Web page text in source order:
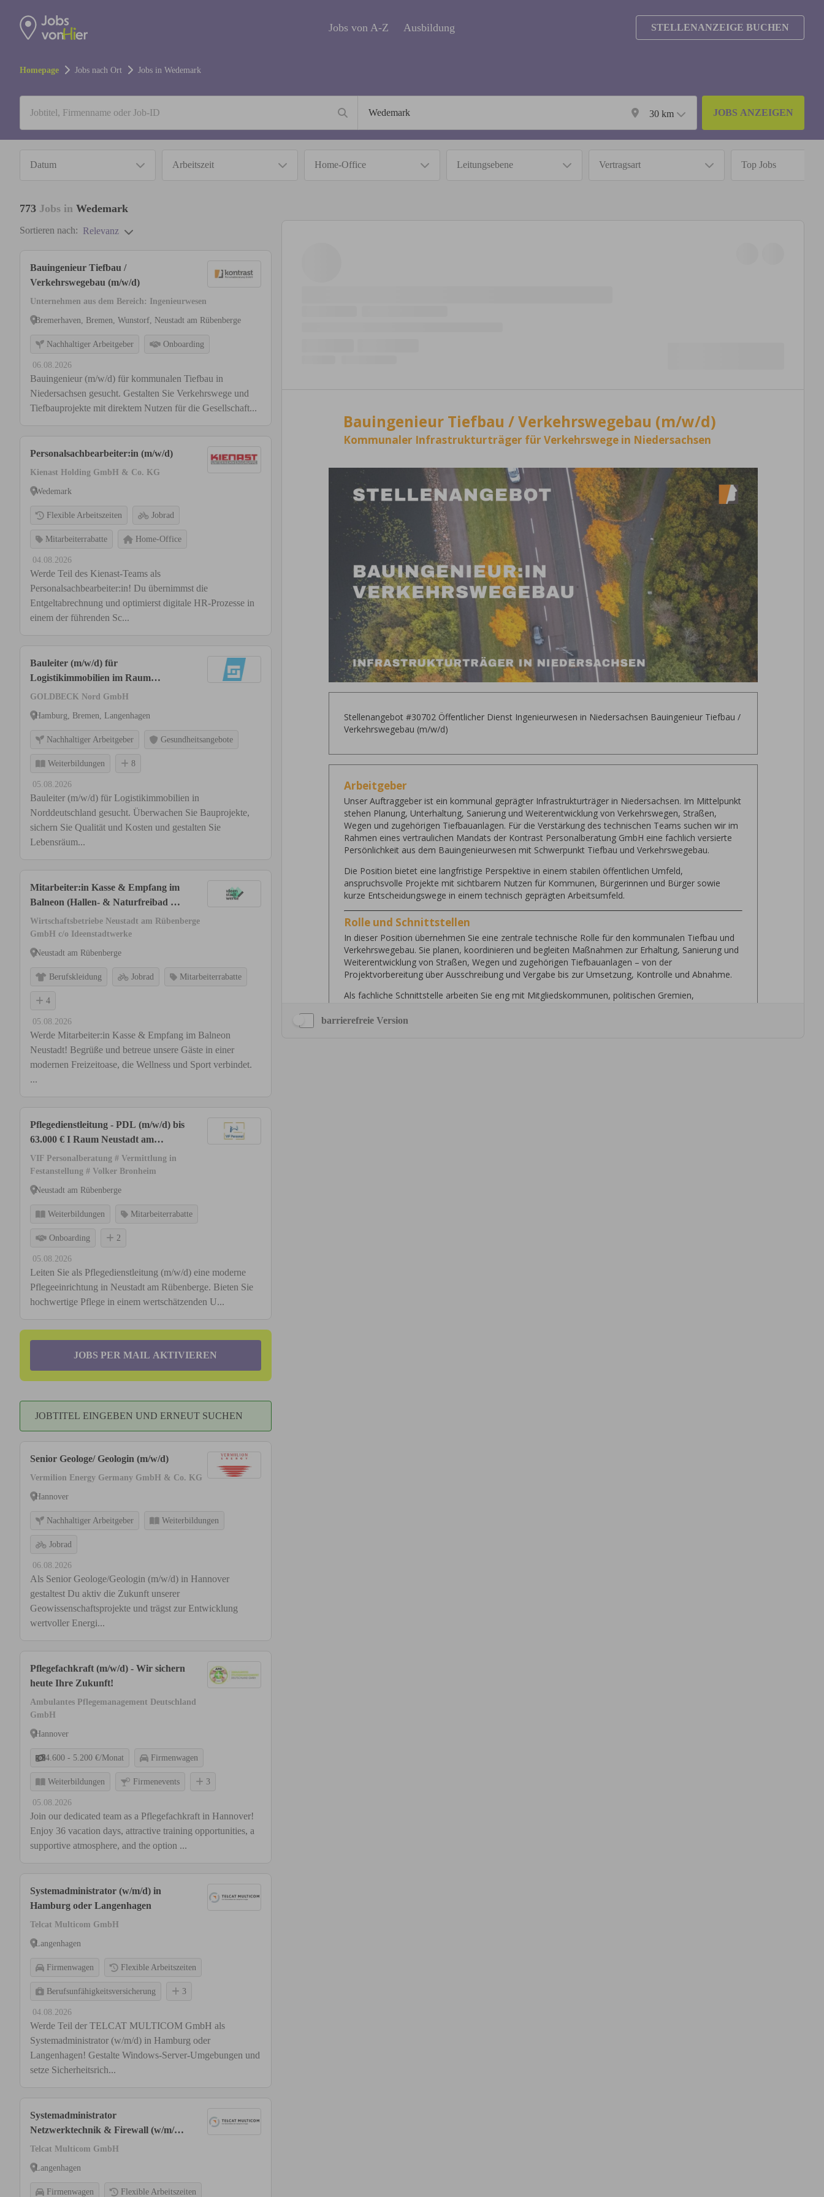
Jobs von A-Z Ausbildung STELLENANZEIGE BUCHEN
Homepage Jobs nach Ort Jobs in Wedemark
30km JOBS ANZEIGEN
Datum Arbeitszeit Home-Office Leitungsebene Vertragsart Top Jobs
773 Jobs in Wedemark
Sortieren nach: Relevanz
Bauingenieur Tiefbau /
Verkehrswegebau (m/w/d)
Unternehmen aus dem Bereich: Ingenieurwesen
Bremerhaven, Bremen, Wunstorf, Neustadt am Rübenberge
Nachhaltiger Arbeitgeber Onboarding
06.08.2026
Bauingenieur (m/w/d) für kommunalen Tiefbau in
Niedersachsen gesucht. Gestalten Sie Verkehrswege und
Tiefbauprojekte mit direktem Nutzen für die Gesellschaft...
Personalsachbearbeiter:in (m/w/d)
Kienast Holding GmbH & Co. KG
Wedemark
Flexible Arbeitszeiten Jobrad
Mitarbeiterrabatte Home-Office
04.08.2026
Werde Teil des Kienast-Teams als
Personalsachbearbeiter:in! Du übernimmst die
Entgeltabrechnung und optimierst digitale HR-Prozesse in
einem der führenden Sc...
Bauleiter (m/w/d) für
Logistikimmobilien im Raum
Norddeutschland
GOLDBECK Nord GmbH
Hamburg, Bremen, Langenhagen
Nachhaltiger Arbeitgeber Gesundheitsangebote
Weiterbildungen 8
05.08.2026
Bauleiter (m/w/d) für Logistikimmobilien in
Norddeutschland gesucht. Überwachen Sie Bauprojekte,
sichern Sie Qualität und Kosten und gestalten Sie
Lebensräum...
Mitarbeiter:in Kasse & Empfang im
Balneon (Hallen- & Naturfreibad mit
Saunalandschaft) (m/w/d)
Wirtschaftsbetriebe Neustadt am Rübenberge
GmbH c/o Ideenstadtwerke
Neustadt am Rübenberge
Berufskleidung Jobrad Mitarbeiterrabatte
4
05.08.2026
Werde Mitarbeiter:in Kasse & Empfang im Balneon
Neustadt! Begrüße und betreue unsere Gäste in einer
modernen Freizeitoase, die Wellness und Sport verbindet.
...
Pflegedienstleitung - PDL (m/w/d) bis
63.000 € I Raum Neustadt am
Rübenberge
VIF Personalberatung # Vermittlung in
Festanstellung # Volker Bronheim
Neustadt am Rübenberge
Weiterbildungen Mitarbeiterrabatte
Onboarding 2
05.08.2026
Leiten Sie als Pflegedienstleitung (m/w/d) eine moderne
Pflegeeinrichtung in Neustadt am Rübenberge. Bieten Sie
hochwertige Pflege in einem wertschätzenden U...
JOBS PER MAIL AKTIVIEREN
JOBTITEL EINGEBEN UND ERNEUT SUCHEN
Senior Geologe/ Geologin (m/w/d)
Vermilion Energy Germany GmbH & Co. KG
Hannover
Nachhaltiger Arbeitgeber Weiterbildungen
Jobrad
06.08.2026
Als Senior Geologe/Geologin (m/w/d) in Hannover
gestaltest Du aktiv die Zukunft unserer
Geowissenschaftsprojekte und trägst zur Entwicklung
wertvoller Energi...
Pflegefachkraft (m/w/d) - Wir sichern
heute Ihre Zukunft!
Ambulantes Pflegemanagement Deutschland
GmbH
Hannover
4.600 - 5.200 €/Monat Firmenwagen
Weiterbildungen Firmenevents 3
05.08.2026
Join our dedicated team as a Pflegefachkraft in Hannover!
Enjoy 36 vacation days, attractive training opportunities, a
supportive atmosphere, and the option ...
Systemadministrator (w/m/d) in
Hamburg oder Langenhagen
Telcat Multicom GmbH
Langenhagen
Firmenwagen Flexible Arbeitszeiten
Berufsunfähigkeitsversicherung 3
04.08.2026
Werde Teil der TELCAT MULTICOM GmbH als
Systemadministrator (w/m/d) in Hamburg oder
Langenhagen! Gestalte Windows-Server-Umgebungen und
setze Sicherheitsrich...
Systemadministrator
Netzwerktechnik & Firewall (w/m/d)
in Langenhagen
Telcat Multicom GmbH
Langenhagen
Firmenwagen Flexible Arbeitszeiten
barrierefreie Version